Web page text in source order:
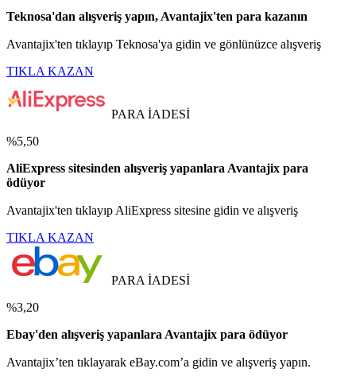
Teknosa'dan alışveriş yapın, Avantajix'ten para kazanın
Avantajix'ten tıklayıp Teknosa'ya gidin ve gönlünüzce alışveriş
TIKLA KAZAN
PARA İADESİ
%5,50
AliExpress sitesinden alışveriş yapanlara Avantajix para
ödüyor
Avantajix'ten tıklayıp AliExpress sitesine gidin ve alışveriş
TIKLA KAZAN
PARA İADESİ
%3,20
Ebay'den alışveriş yapanlara Avantajix para ödüyor
Avantajix’ten tıklayarak eBay.com’a gidin ve alışveriş yapın.